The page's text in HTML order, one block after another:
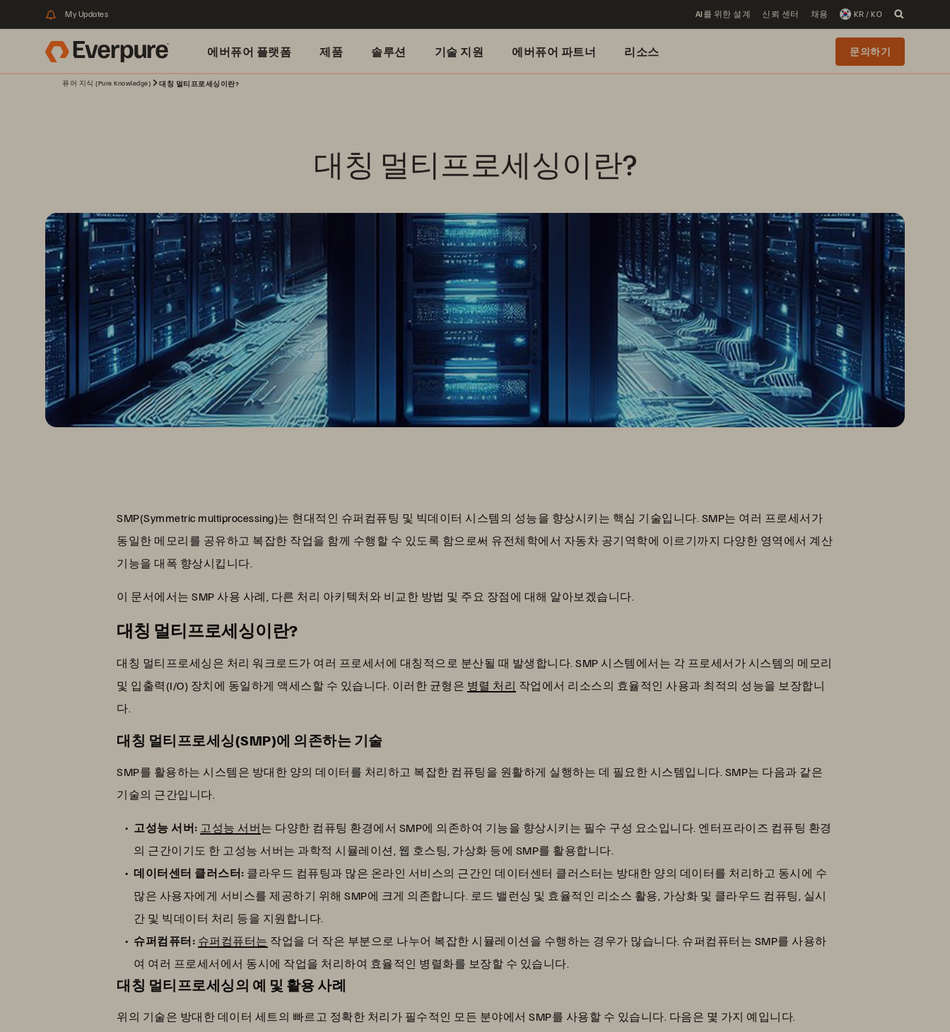
My Updates AI를 위한 설계 신뢰 센터 채용 KR / KO
에버퓨어 플랫폼 제품 솔루션 기술 지원 에버퓨어 파트너 리소스 문의하기
퓨어 지식 (Pure Knowledge) 대칭 멀티프로세싱이란?
대칭 멀티프로세싱이란?
SMP(Symmetric multiprocessing)는 현대적인 슈퍼컴퓨팅 및 빅데이터 시스템의 성능을 향상시키는 핵심 기술입니다. SMP는 여러 프로세서가
동일한 메모리를 공유하고 복잡한 작업을 함께 수행할 수 있도록 함으로써 유전체학에서 자동차 공기역학에 이르기까지 다양한 영역에서 계산
기능을 대폭 향상시킵니다.
이 문서에서는 SMP 사용 사례, 다른 처리 아키텍처와 비교한 방법 및 주요 장점에 대해 알아보겠습니다.
대칭 멀티프로세싱이란?
대칭 멀티프로세싱은 처리 워크로드가 여러 프로세서에 대칭적으로 분산될 때 발생합니다. SMP 시스템에서는 각 프로세서가 시스템의 메모리
및 입출력(I/O) 장치에 동일하게 액세스할 수 있습니다. 이러한 균형은 병렬 처리 작업에서 리소스의 효율적인 사용과 최적의 성능을 보장합니
다.
대칭 멀티프로세싱(SMP)에 의존하는 기술
SMP를 활용하는 시스템은 방대한 양의 데이터를 처리하고 복잡한 컴퓨팅을 원활하게 실행하는 데 필요한 시스템입니다. SMP는 다음과 같은
기술의 근간입니다.
고성능 서버: 고성능 서버는 다양한 컴퓨팅 환경에서 SMP에 의존하여 기능을 향상시키는 필수 구성 요소입니다. 엔터프라이즈 컴퓨팅 환경
의 근간이기도 한 고성능 서버는 과학적 시뮬레이션, 웹 호스팅, 가상화 등에 SMP를 활용합니다.
데이터센터 클러스터: 클라우드 컴퓨팅과 많은 온라인 서비스의 근간인 데이터센터 클러스터는 방대한 양의 데이터를 처리하고 동시에 수
많은 사용자에게 서비스를 제공하기 위해 SMP에 크게 의존합니다. 로드 밸런싱 및 효율적인 리소스 활용, 가상화 및 클라우드 컴퓨팅, 실시
간 및 빅데이터 처리 등을 지원합니다.
슈퍼컴퓨터: 슈퍼컴퓨터는 작업을 더 작은 부분으로 나누어 복잡한 시뮬레이션을 수행하는 경우가 많습니다. 슈퍼컴퓨터는 SMP를 사용하
여 여러 프로세서에서 동시에 작업을 처리하여 효율적인 병렬화를 보장할 수 있습니다.
대칭 멀티프로세싱의 예 및 활용 사례
위의 기술은 방대한 데이터 세트의 빠르고 정확한 처리가 필수적인 모든 분야에서 SMP를 사용할 수 있습니다. 다음은 몇 가지 예입니다.